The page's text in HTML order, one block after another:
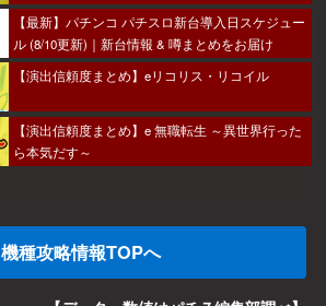
【最新】パチンコ パチスロ新台導入日スケジュー
ル (8/10更新)｜新台情報 & 噂まとめをお届け
【演出信頼度まとめ】eリコリス・リコイル
【演出信頼度まとめ】e 無職転生 ～異世界行った
ら本気だす～
機種攻略情報TOPへ